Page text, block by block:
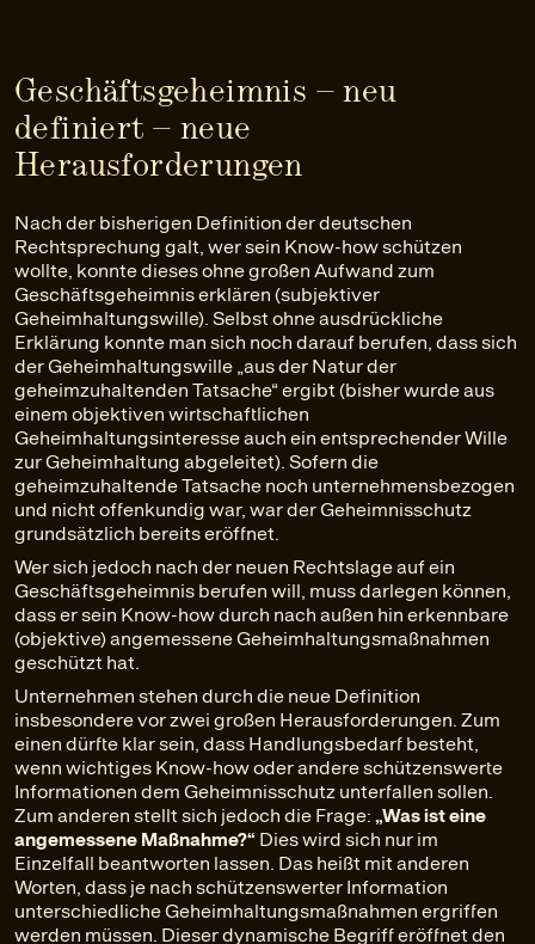
Geschäftsgeheimnis – neu
definiert – neue
Herausforderungen
Nach der bisherigen Definition der deutschen
Rechtsprechung galt, wer sein Know-how schützen
wollte, konnte dieses ohne großen Aufwand zum
Geschäftsgeheimnis erklären (subjektiver
Geheimhaltungswille). Selbst ohne ausdrückliche
Erklärung konnte man sich noch darauf berufen, dass sich
der Geheimhaltungswille „aus der Natur der
geheimzuhaltenden Tatsache“ ergibt (bisher wurde aus
einem objektiven wirtschaftlichen
Geheimhaltungsinteresse auch ein entsprechender Wille
zur Geheimhaltung abgeleitet). Sofern die
geheimzuhaltende Tatsache noch unternehmensbezogen
und nicht offenkundig war, war der Geheimnisschutz
grundsätzlich bereits eröffnet.
Wer sich jedoch nach der neuen Rechtslage auf ein
Geschäftsgeheimnis berufen will, muss darlegen können,
dass er sein Know-how durch nach außen hin erkennbare
(objektive) angemessene Geheimhaltungsmaßnahmen
geschützt hat.
Unternehmen stehen durch die neue Definition
insbesondere vor zwei großen Herausforderungen. Zum
einen dürfte klar sein, dass Handlungsbedarf besteht,
wenn wichtiges Know-how oder andere schützenswerte
Informationen dem Geheimnisschutz unterfallen sollen.
Zum anderen stellt sich jedoch die Frage: „Was ist eine
angemessene Maßnahme?“ Dies wird sich nur im
Einzelfall beantworten lassen. Das heißt mit anderen
Worten, dass je nach schützenswerter Information
unterschiedliche Geheimhaltungsmaßnahmen ergriffen
werden müssen. Dieser dynamische Begriff eröffnet den